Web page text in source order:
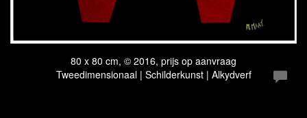
80 x 80 cm, © 2016, prijs op aanvraag
Tweedimensionaal | Schilderkunst | Alkydverf